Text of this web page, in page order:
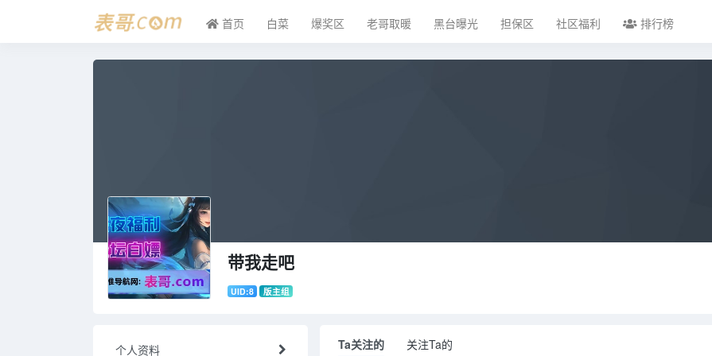
首页 白菜 爆奖区 老哥取暖 黑台曝光 担保区 社区福利 排行榜
带我走吧
UID:8 版主组
个人资料 Ta关注的 关注Ta的